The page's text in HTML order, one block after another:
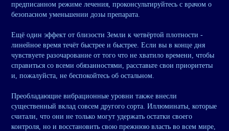
предписанном режиме лечения, проконсультируйтесь с врачом о
безопасном уменьшении дозы препарата.
Ещё один эффект от близости Земли к четвёртой плотности -
линейное время течёт быстрее и быстрее. Если вы в конце дня
чувствуете разочарование от того что не хватило времени, чтобы
справиться со всеми обязанностями, расставьте свои приоритеты
и, пожалуйста, не беспокойтесь об остальном.
Преобладающие вибрационные уровни также внесли
существенный вклад совсем другого сорта. Иллюминаты, которые
считали, что они не только могут удержать остатки своего
контроля, но и восстановить свою прежнюю власть во всем мире,